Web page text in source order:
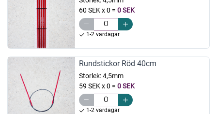
60 SEK x 0 = 0 SEK
1-2 vardagar
Rundstickor Röd 40cm
Storlek:4,5mm
59 SEK x 0 = 0 SEK
1-2 vardagar